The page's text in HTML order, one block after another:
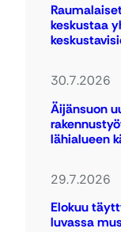
keskustaa
30.7.2026
Äijänsuon
lähialueen
29.7.2026
Elokuu
luvassa